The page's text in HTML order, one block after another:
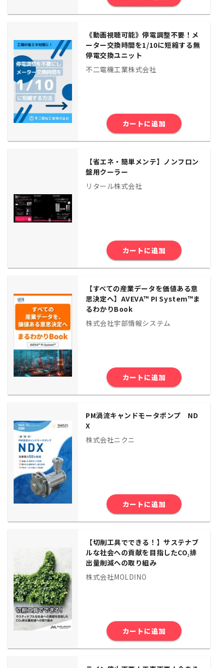
《動画視聴可能》停電調整不要！メ
ーター交換時間を1/10に短縮する無
停電交換ユニット
不二電機工業株式会社
カートに追加
【省エネ・簡単メンテ】ノンフロン
盤用クーラー
リタール株式会社
カートに追加
【すべての産業データを価値ある意
思決定へ】AVEVA™ PI System™ま
るわかりBook
株式会社宇部情報システム
カートに追加
PM渦流キャンドモータポンプ ND
X
株式会社ニクニ
カートに追加
【切削工具でできる！】サステナブ
ルな社会への貢献を目指したCO₂排
出量削減への取り組み
株式会社MOLDINO
カートに追加